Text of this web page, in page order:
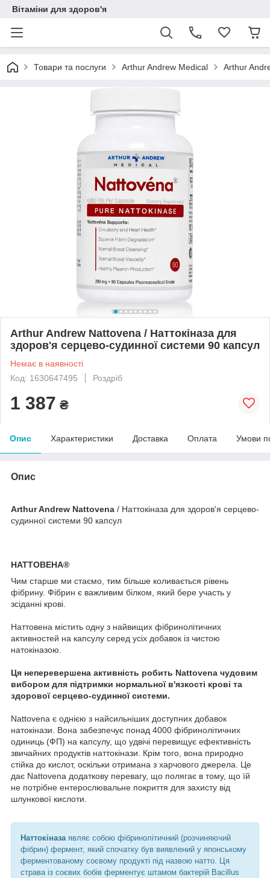
Вітаміни для здоров'я
Товари та послуги Arthur Andrew Medical Arthur
Arthur Andrew Nattovena / Наттокіназа для
здоров'я серцево-судинної системи 90 капсул
Немає в наявності
Код: 1630647495
Роздріб
1 387 ₴
Опис Характеристики Доставка Оплата Умови
Опис
Arthur Andrew Nattovena / Наттокіназа для здоров'я серцево-
судинної системи 90 капсул
НАТТОВЕНА®
Чим старше ми стаємо, тим більше коливається рівень
фібрину. Фібрин є важливим білком, який бере участь у
зсіданні крові.
Наттовена містить одну з найвищих фібринолітичних
активностей на капсулу серед усіх добавок із чистою
натокіназою.
Ця неперевершена активність робить Nattovena чудовим
вибором для підтримки нормальної в'язкості крові та
здорової серцево-судинної системи.
Nattovena є однією з найсильніших доступних добавок
натокінази. Вона забезпечує понад 4000 фібринолітичних
одиниць (ФП) на капсулу, що удвічі перевищує ефективність
звичайних продуктів наттокінази. Крім того, вона природно
стійка до кислот, оскільки отримана з харчового джерела. Це
дає Nattovena додаткову перевагу, що полягає в тому, що їй
не потрібне ентерослювальне покриття для захисту від
шлункової кислоти.
Наттокіназа являє собою фібринолітичний (розчиняючий
фібрин) фермент, який спочатку був виявлений у японському
ферментованому соєвому продукті під назвою натто. Ця
страва із соєвих бобів ферментує штамом бактерій Bacillus